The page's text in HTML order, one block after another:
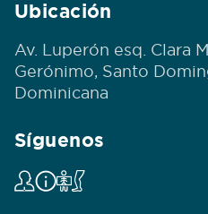
Ubicación
Av. Luperón esq. Clara
Gerónimo, Santo
Dominicana
Síguenos